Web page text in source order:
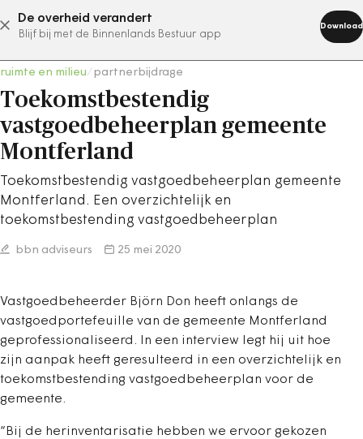
De overheid verandert
Blijf bij met de Binnenlands Bestuur app
Download
abonneer nu
ruimte en milieu partnerbijdrage
Toekomstbestendig
vastgoedbeheerplan gemeente
Montferland
Toekomstbestendig vastgoedbeheerplan gemeente
Montferland. Een overzichtelijk en
toekomstbestending vastgoedbeheerplan
bbn adviseurs 25 mei 2020
Vastgoedbeheerder Björn Don heeft onlangs de
vastgoedportefeuille van de gemeente Montferland
geprofessionaliseerd. In een interview legt hij uit hoe
zijn aanpak heeft geresulteerd in een overzichtelijk en
toekomstbestending vastgoedbeheerplan voor de
gemeente.
“Bij de herinventarisatie hebben we ervoor gekozen